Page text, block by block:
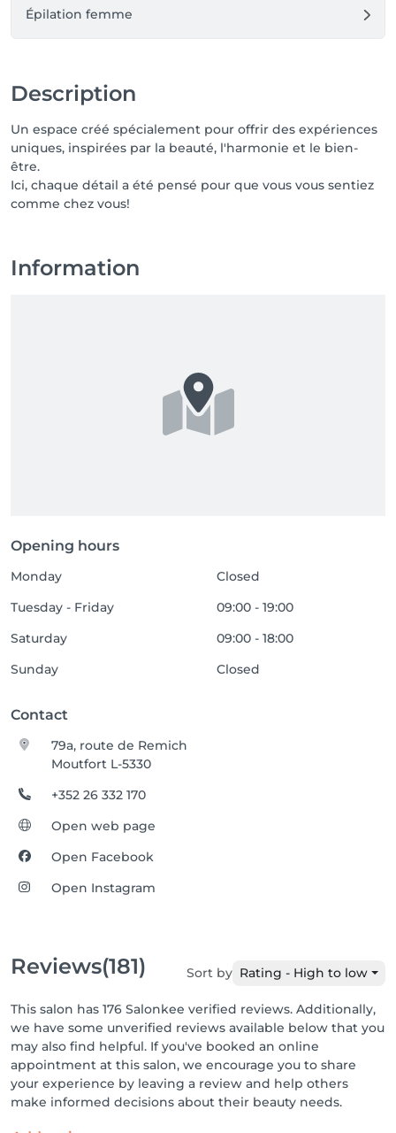
Épilation femme
Description
Un espace créé spécialement pour offrir des expériences
uniques, inspirées par la beauté, l'harmonie et le bien-
être.
Ici, chaque détail a été pensé pour que vous vous sentiez
comme chez vous!
Information
Opening hours
Monday
Closed
Tuesday - Friday
09:00 - 19:00
Saturday
09:00 - 18:00
Sunday
Closed
Contact
79a, route de Remich
Moutfort L-5330
+352 26 332 170
Open web page
Open Facebook
Open Instagram
Reviews(181) Sort by Rating - High to low
This salon has 176 Salonkee verified reviews. Additionally,
we have some unverified reviews available below that you
may also find helpful. If you've booked an online
appointment at this salon, we encourage you to share
your experience by leaving a review and help others
make informed decisions about their beauty needs.